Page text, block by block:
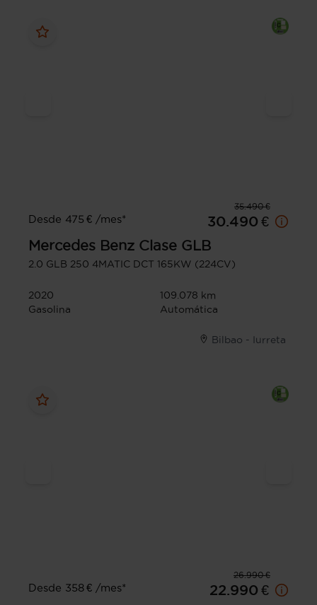
35.490 €
Desde 475 € /mes*
30.490 €
Mercedes Benz Clase GLB
2.0 GLB 250 4MATIC DCT 165KW (224CV)
2020
109.078 km
Gasolina
Automática
Bilbao - Iurreta
26.990 €
Desde 358 € /mes*
22.990 €